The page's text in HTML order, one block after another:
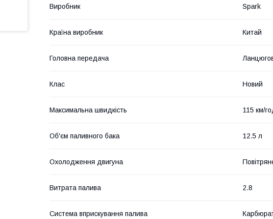
Виробник Spark
Країна виробник Китай
Головна передача
Клас Новий
Максимальна швидкість 115 км/
Об'єм паливного бака 12.5 л
Охолодження двигуна
Витрата палива 2.8
Система вприскування палива